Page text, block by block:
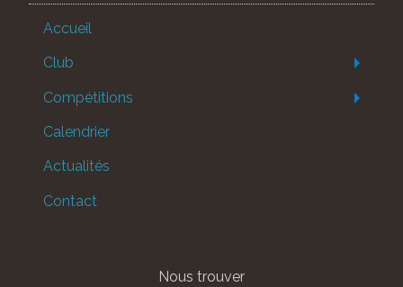
Accueil
Club
Compétitions
Calendrier
Actualités
Contact
Nous trouver